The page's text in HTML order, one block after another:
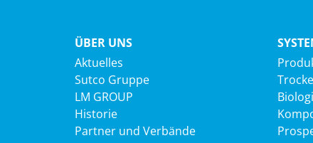
ÜBER UNS
Aktuelles
Sutco Gruppe
LM GROUP
Historie
Partner und Verbände